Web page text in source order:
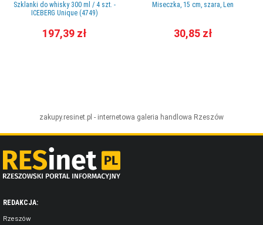
Szklanki do whisky 300 ml / 4 szt. -
ICEBERG Unique (4749)
197,39 zł
Miseczka, 15 cm, szara, Len
30,85 zł
zakupy.resinet.pl - internetowa galeria handlowa Rzeszów
REDAKCJA:
Rzeszów